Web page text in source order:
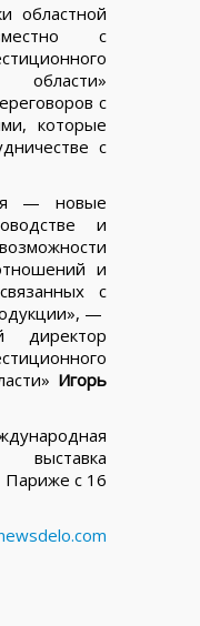
областной
с
области»
с
которые
с
— новые
и
и
с
—
директор
Игорь
выставка
Париже с 16